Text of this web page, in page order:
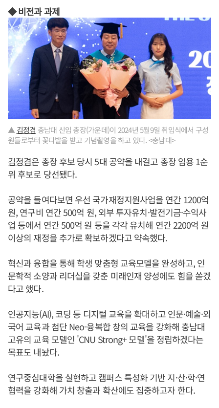
◆ 비전과 과제
▲김정겸 충남대 신임 총장(가운데)이 2024년 5월9일 취임식에서 구성
원들로부터 꽃다발을 받고 기념촬영을 하고 있다. <충남대>
김정겸은 총장 후보 당시 5대 공약을 내걸고 총장 임용 1순
위 후보로 당선됐다.
공약을 들여다보면 우선 국가재정지원사업을 연간 1200억
원, 연구비 연간 500억 원, 외부 투자유치·발전기금·수익사
업 등에서 연간 500억 원 등을 각각 유치해 연간 2200억 원
이상의 재정을 추가로 확보하겠다고 약속했다.
혁신과 융합을 통해 학생 맞춤형 교육모델을 완성하고, 인
문학적 소양과 리더십을 갖춘 미래인재 양성에도 힘을 쏟겠
다고 했다.
인공지능(AI), 코딩 등 디지털 교육을 확대하고 인문·예술·외
국어 교육과 첨단 Neo-융복합 창의 교육을 강화해 충남대
고유의 교육 모델인 'CNU Strong+ 모델'을 정립하겠다는
목표도 내놨다.
연구중심대학을 실현하고 캠퍼스 특성화 기반 지·산·학·연
협력을 강화해 가치 창출과 확산에도 집중하고자 한다.